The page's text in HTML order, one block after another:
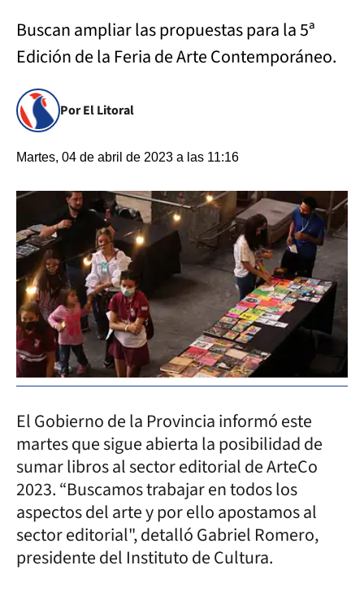
Buscan ampliar las propuestas para la 5ª
Edición de la Feria de Arte Contemporáneo.
Por El Litoral
Martes, 04 de abril de 2023 a las 11:16
El Gobierno de la Provincia informó este
martes que sigue abierta la posibilidad de
sumar libros al sector editorial de ArteCo
2023. “Buscamos trabajar en todos los
aspectos del arte y por ello apostamos al
sector editorial", detalló Gabriel Romero,
presidente del Instituto de Cultura.